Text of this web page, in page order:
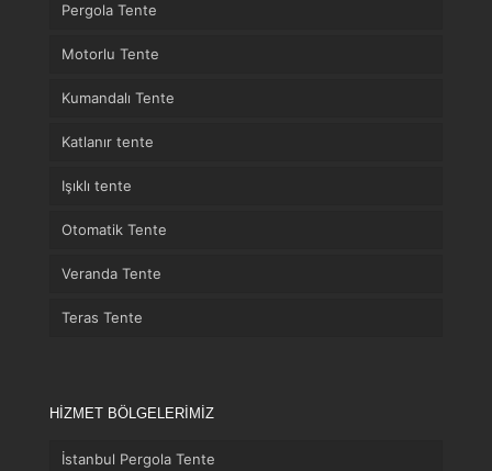
Pergola Tente
Motorlu Tente
Kumandalı Tente
Katlanır tente
Işıklı tente
Otomatik Tente
Veranda Tente
Teras Tente
HİZMET BÖLGELERİMİZ
İstanbul Pergola Tente